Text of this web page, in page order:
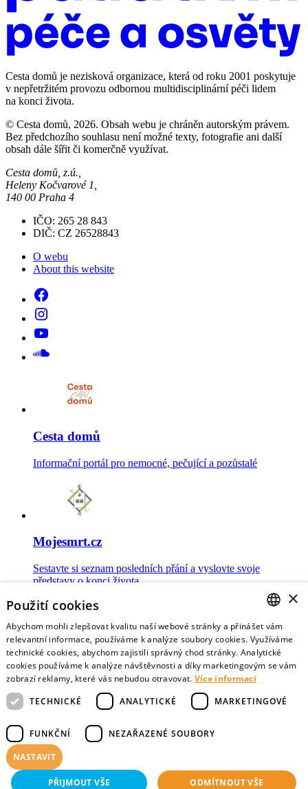
Cesta domů je nezisková organizace, která od roku 2001 poskytuje
v nepřetržitém provozu odbornou multidisciplinární péči lidem
na konci života.
© Cesta domů, 2026. Obsah webu je chráněn autorským právem.
Bez předchozího souhlasu není možné texty, fotografie ani další
obsah dále šířit či komerčně využívat.
Cesta domů, z.ú.,
Heleny Kočvarové 1,
140 00 Praha 4
IČO: 265 28 843
DIČ: CZ 26528843
O webu
About this website
Cesta domů
Informační portál pro nemocné, pečující a pozůstalé
Mojesmrt.cz
Sestavte si seznam posledních přání a vyslovte svoje
představy o konci života
Data o umírání
Nejnovější data o postojích veřejnosti a zdravotníků k umírání
Virtuální vzpomínky
CZECH
ENGLISH
×
Použití cookies
Abychom mohli zlepšovat kvalitu naší webové stránky a přinášet vám
relevantní informace, používáme k analýze soubory cookies. Využíváme
technické cookies, abychom zajistili správný chod stránky. Analytické
cookies používáme k analýze návštěvnosti a díky marketingovým se vám
zobrazí reklamy, které vás nebudou otravovat. Více informací
TECHNICKÉ
ANALYTICKÉ MARKETINGOVÉ
FUNKČNÍ NEZAŘAZENÉ SOUBORY
NASTAVIT
PŘIJMOUT VŠE ODMÍTNOUT VŠE